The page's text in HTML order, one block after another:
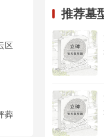
区
葬
推荐墓